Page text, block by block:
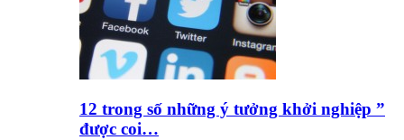
12 trong số những ý tưởng khởi nghiệp ”
được coi…